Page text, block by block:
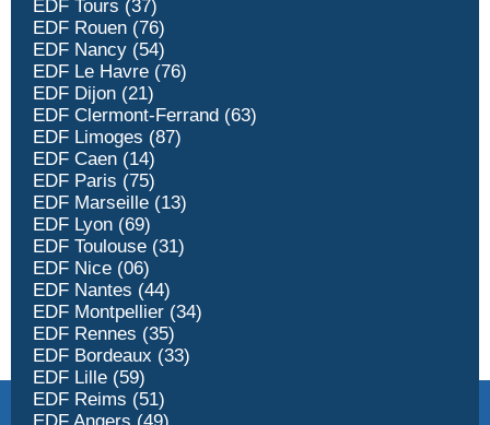
EDF Tours (37)
EDF Rouen (76)
EDF Nancy (54)
EDF Le Havre (76)
EDF Dijon (21)
EDF Clermont-Ferrand (63)
EDF Limoges (87)
EDF Caen (14)
EDF Paris (75)
EDF Marseille (13)
EDF Lyon (69)
EDF Toulouse (31)
EDF Nice (06)
EDF Nantes (44)
EDF Montpellier (34)
EDF Rennes (35)
EDF Bordeaux (33)
EDF Lille (59)
EDF Reims (51)